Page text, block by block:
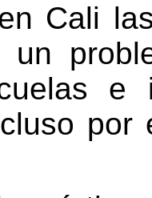
Cali
un
e
por